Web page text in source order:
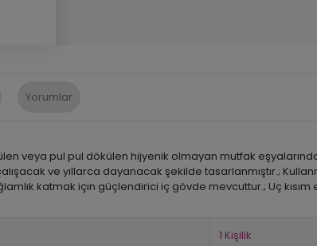
Yorumlar
veya pul pul dökülen hijyenik olmayan mutfak
ve yıllarca dayanacak şekilde tasarlanmıştır.;
katmak için güçlendirici iç gövde mevcuttur.; Uç kısım
1 Kişilik